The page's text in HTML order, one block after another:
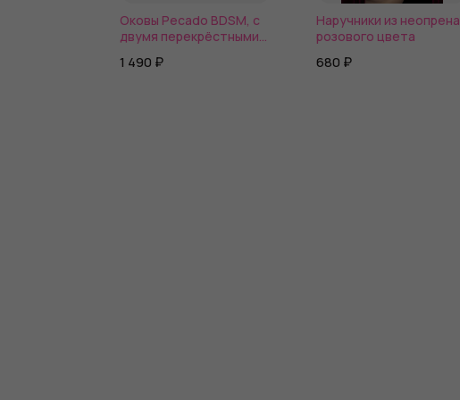
Оковы Pecado BDSM, с
двумя перекрёстными
оригинальный карабин,
1 490 ₽
Наручники из неопрена
розового цвета
680 ₽